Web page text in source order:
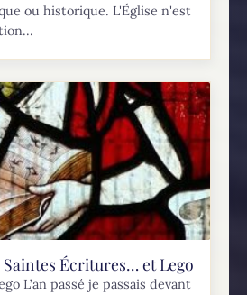
ou historique. L'Église n'est
Saintes Écritures… et Lego
L’an passé je passais devant